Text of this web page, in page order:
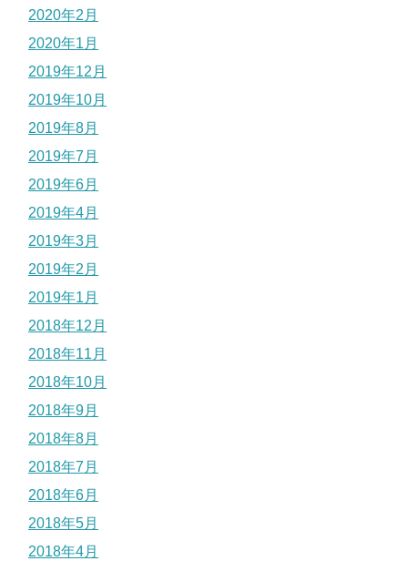
2020年2月
2020年1月
2019年12月
2019年10月
2019年8月
2019年7月
2019年6月
2019年4月
2019年3月
2019年2月
2019年1月
2018年12月
2018年11月
2018年10月
2018年9月
2018年8月
2018年7月
2018年6月
2018年5月
2018年4月